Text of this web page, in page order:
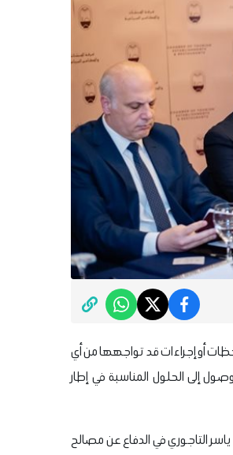
أو إجراءات قد تواجهها من أي
إلى الحلول المناسبة في إطار
التاجوري في الدفاع عن مصالح